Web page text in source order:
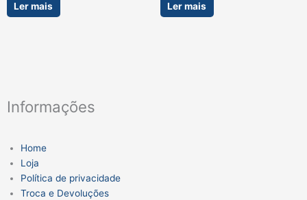
Ler mais Ler mais
Informações
Home
Loja
Política de privacidade
Troca e Devoluções